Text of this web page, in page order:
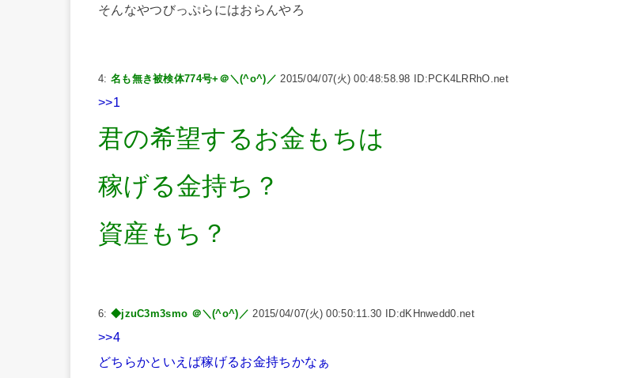
そんなやつびっぷらにはおらんやろ
4: 名も無き被検体774号+＠＼(^o^)／ 2015/04/07(火) 00:48:58.98 ID:PCK4LRRhO.net
>>1
君の希望するお金もちは
稼げる金持ち？
資産もち？
6: ◆jzuC3m3smo ＠＼(^o^)／ 2015/04/07(火) 00:50:11.30 ID:dKHnwedd0.net
>>4
どちらかといえば稼げるお金持ちかなぁ